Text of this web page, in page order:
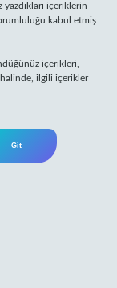
içeriklerin
kabul etmiş
içerikleri,
ilgili içerikler